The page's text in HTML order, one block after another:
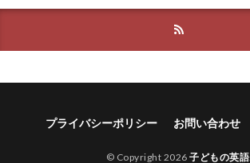
プライバシーポリシー お問い合わせ
© Copyright 2026 子どもの英語